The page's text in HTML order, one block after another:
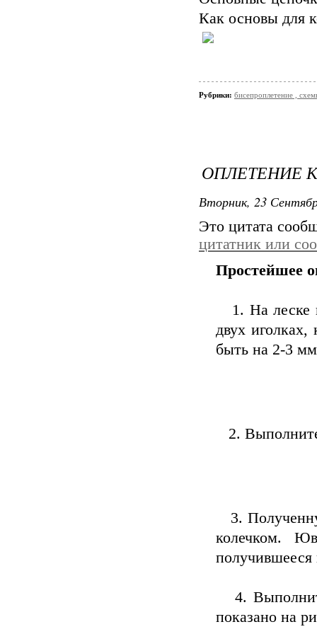
Как основы для
Рубрики: бисепроплетение ,
ОПЛЕТЕНИЕ
Вторник, 23
Это цитата
цитатник или
Простейшее
1. На леске
двух
быть на 2-3
2.
3.
колечком.
получившееся
4.
показано на